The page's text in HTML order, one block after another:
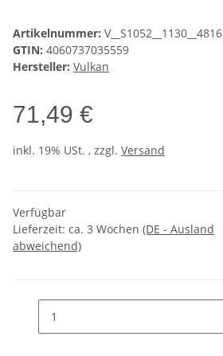
Artikelnummer: V__S1052__1130__4816
GTIN: 4060737035559
Hersteller: Vulkan
71,49 €
inkl. 19% USt. , zzgl. Versand
Verfügbar
Lieferzeit: ca. 3 Wochen (DE - Ausland
abweichend)